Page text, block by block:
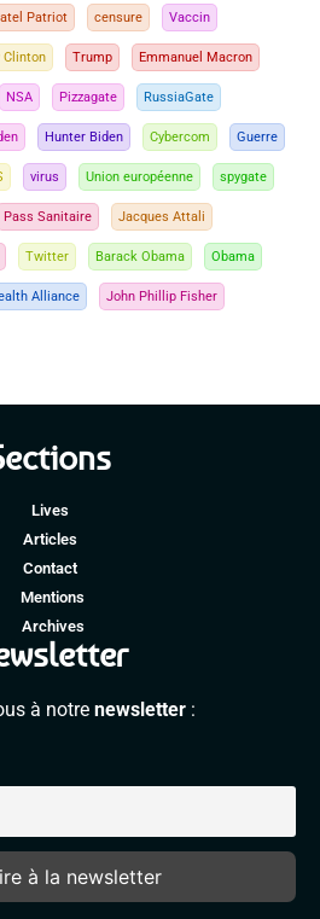
Patriot censure Vaccin
Clinton Trump Emmanuel Macron
NSA Pizzagate RussiaGate
Hunter Biden Cybercom Guerre
virus Union européenne spygate
Pass Sanitaire Jacques Attali
Twitter Barack Obama Obama
Alliance John Phillip Fisher
Lives
Articles
Contact
Mentions
Archives
à notre newsletter: